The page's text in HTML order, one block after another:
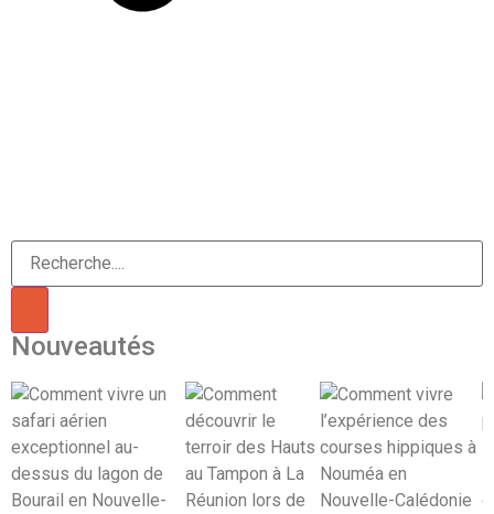
Nouveautés